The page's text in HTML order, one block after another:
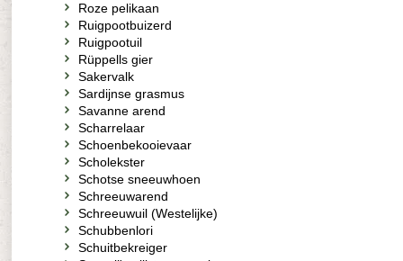
Roze pelikaan
Ruigpootbuizerd
Ruigpootuil
Rüppells gier
Sakervalk
Sardijnse grasmus
Savanne arend
Scharrelaar
Schoenbekooievaar
Scholekster
Schotse sneeuwhoen
Schreeuwarend
Schreeuwuil (Westelijke)
Schubbenlori
Schuitbekreiger